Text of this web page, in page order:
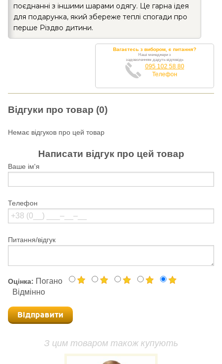
поєднанні з іншими шарами одягу. Це гарна ідея
для подарунка, який збереже теплі спогади про
перше Різдво дитини.
Вагаєтесь з вибором, є питання?
Наші менеджери з
задоволенням дадуть відповідь
095 102 58 80
Телефон
Відгуки про товар (0)
Немає відгуков про цей товар
Написати відгук про цей товар
Ваше ім'я
Телефон
Питання/відгук
Оцінка: Погано
Відмінно
Відправити
З цим товаром також купують